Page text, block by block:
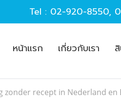
Tel : 02-920-8550,
หน้าแรก เกี่ยวกับเรา
zonder recept in Nederland en